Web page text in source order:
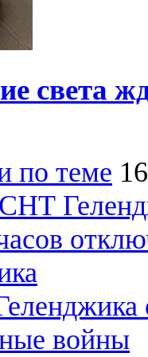
света
по теме
войны